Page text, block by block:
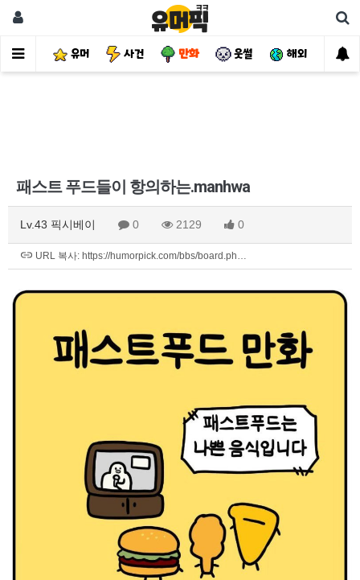
유머 사건 만화 웃썰 해외 핫
패스트 푸드들이 항의하는.manhwa
Lv.43 픽시베이 0 2129 0
URL 복사: https://humorpick.com/bbs/board.ph…